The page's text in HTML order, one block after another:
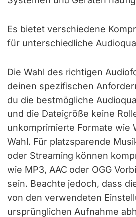
Es bietet verschiedene
für unterschiedliche
Die Wahl des richtigen
deinen spezifischen
du die bestmögliche
und die Dateigröße keine
unkomprimierte Formate wie
Wahl. Für platzsparende
oder Streaming können
wie MP3, AAC oder OGG
sein. Beachte jedoch, dass
von den verwendeten
ursprünglichen Aufnahme